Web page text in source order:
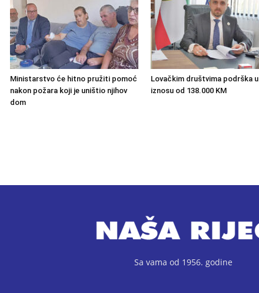
Ministarstvo će hitno pružiti pomoć
nakon požara koji je uništio njihov
dom
Lovačkim društvima podrška u
iznosu od 138.000 KM
Sa vama od 1956. godine